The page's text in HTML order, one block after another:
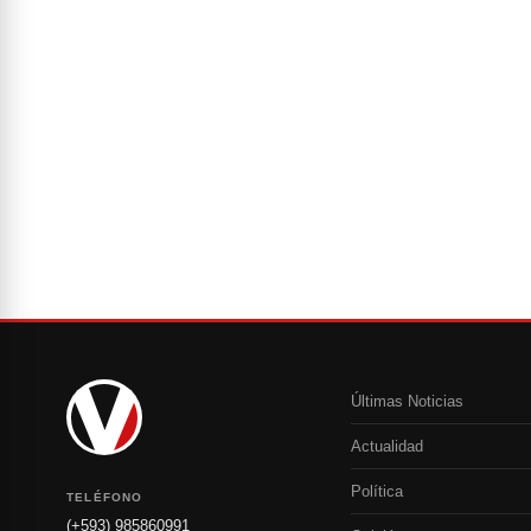
TELÉFONO
(+593) 985860991
Últimas Noticias
Actualidad
Política